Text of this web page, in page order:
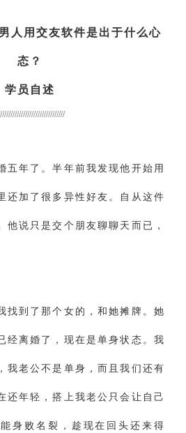
生 白羊座男生
伤感 婚姻问题 脾气
时辰八字 爱情的句子
复合 梦见 抽签算命
家庭暴力 孕中期
复 孕早期 感情挽回
减肥 月子 婴儿辅食
交往 搭讪 光棍节
情感语录 情商 两性健康
人用交友软件是出于什么心
态？
学员自述
五年了。半年前我发现他开始用
还加了很多异性好友。自从这件
他说只是交个朋友聊聊天而已，
找到了那个女的，和她摊牌。她
经离婚了，现在是单身状态。我
我老公不是单身，而且我们还有
还年轻，搭上我老公只会让自己
身败名裂，趁现在回头还来得